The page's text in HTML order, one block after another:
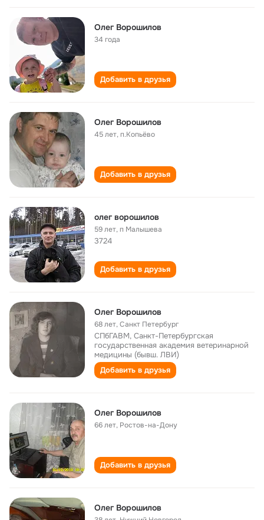
Олег Ворошилов
34 года
Добавить в друзья
Олег Ворошилов
45 лет,п.Копьёво
Добавить в друзья
олег ворошилов
59 лет,п Малышева
3724
Добавить в друзья
Олег Ворошилов
68 лет,Санкт Петербург
СПбГАВМ, Санкт-Петербургская
государственная академия ветеринарной
медицины (бывш. ЛВИ)
Добавить в друзья
Олег Ворошилов
66 лет, Ростов-на-Дону
Добавить в друзья
Олег Ворошилов